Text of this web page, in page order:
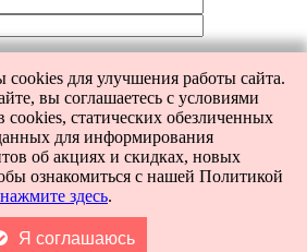
персональных данныхи согласие на
лицам.
Found"]
Поиск
для улучшения работы сайта.
вы соглашаетесь с условиями
cookies, статических обезличенных
для информирования
об акциях и скидках, новых
ознакомиться с нашей Политикой
нажмите здесь.
Я соглашаюсь